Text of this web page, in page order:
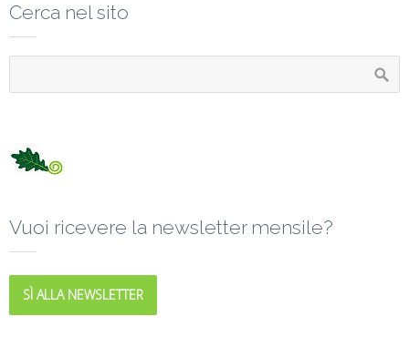
Cerca nel sito
Vuoi ricevere la newsletter mensile?
SÌ ALLA NEWSLETTER